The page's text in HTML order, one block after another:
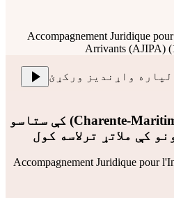
Accompagnement Juridique
Arrivants (AJIPA)
واړندیز ورکړئ
په چارنت-ماریتیم (Charente-Maritime) کې ستاسو
کې ملاتړ ترلاسه کول
Accompagnement Juridique pour